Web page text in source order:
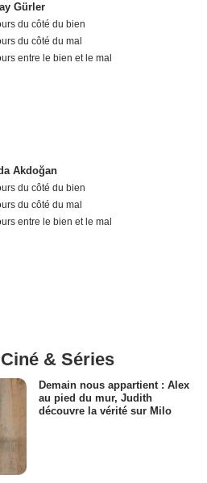
Gürler
du côté du bien
du côté du mal
entre le bien et le mal
Akdoğan
du côté du bien
du côté du mal
entre le bien et le mal
& Séries
Demain nous appartient : Alex
au pied du mur, Judith
découvre la vérité sur Milo